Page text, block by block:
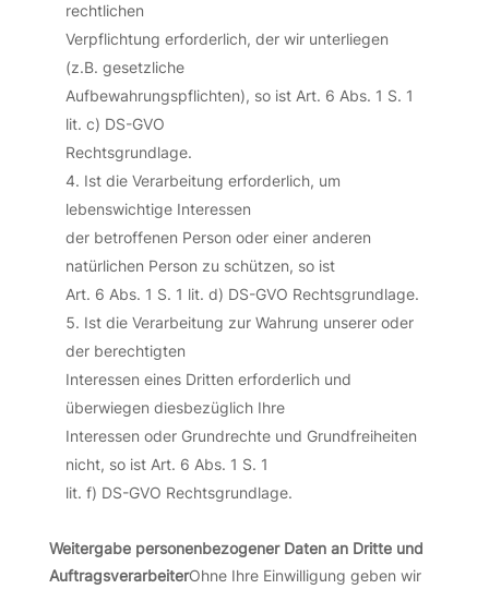
rechtlichen
Verpflichtung erforderlich, der wir unterliegen
(z.B. gesetzliche
Aufbewahrungspflichten), so ist Art. 6 Abs. 1 S. 1
lit. c) DS-GVO
Rechtsgrundlage.
Ist die Verarbeitung erforderlich, um
lebenswichtige Interessen
der betroffenen Person oder einer anderen
natürlichen Person zu schützen, so ist
Art. 6 Abs. 1 S. 1 lit. d) DS-GVO Rechtsgrundlage.
Ist die Verarbeitung zur Wahrung unserer oder
der berechtigten
Interessen eines Dritten erforderlich und
überwiegen diesbezüglich Ihre
Interessen oder Grundrechte und Grundfreiheiten
nicht, so ist Art. 6 Abs. 1 S. 1
lit. f) DS-GVO Rechtsgrundlage.
Weitergabe personenbezogener Daten an Dritte und
AuftragsverarbeiterOhne Ihre Einwilligung geben wir